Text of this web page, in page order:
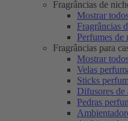
Fragrâncias de
Mostrar
Fragrâncias
Perfumes de
Fragrâncias para
Mostrar
Velas
Sticks
Difusores de
Pedras